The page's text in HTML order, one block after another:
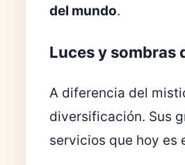
del mundo.
Luces y sombras
A diferencia del
diversificación. Sus
servicios que hoy es